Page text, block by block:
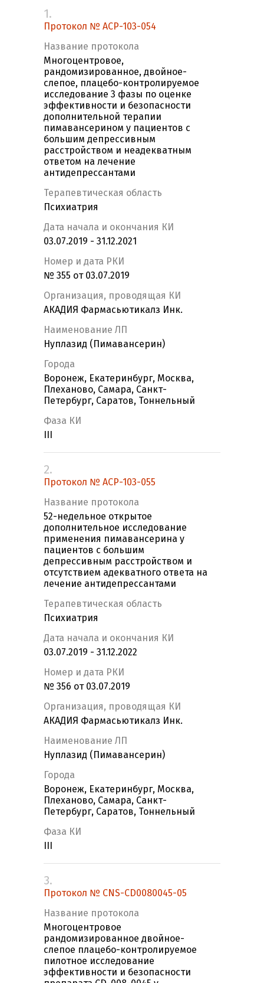
1.
Протокол № ACP-103-054
Название протокола
Многоцентровое,
рандомизированное, двойное-
слепое, плацебо-контролируемое
исследование 3 фазы по оценке
эффективности и безопасности
дополнительной терапии
пимавансерином у пациентов с
большим депрессивным
расстройством и неадекватным
ответом на лечение
антидепрессантами
Терапевтическая область
Психиатрия
Дата начала и окончания КИ
03.07.2019 - 31.12.2021
Номер и дата РКИ
№ 355 от 03.07.2019
Организация, проводящая КИ
АКАДИЯ Фармасьютикалз Инк.
Наименование ЛП
Нуплазид (Пимавансерин)
Города
Воронеж, Екатеринбург, Москва,
Плеханово, Самара, Санкт-
Петербург, Саратов, Тоннельный
Фаза КИ
2.
Протокол № ACP-103-055
Название протокола
52-недельное открытое
дополнительное исследование
применения пимавансерина у
пациентов с большим
депрессивным расстройством и
отсутствием адекватного ответа на
лечение антидепрессантами
Терапевтическая область
Психиатрия
Дата начала и окончания КИ
03.07.2019 - 31.12.2022
Номер и дата РКИ
№ 356 от 03.07.2019
Организация, проводящая КИ
АКАДИЯ Фармасьютикалз Инк.
Наименование ЛП
Нуплазид (Пимавансерин)
Города
Воронеж, Екатеринбург, Москва,
Плеханово, Самара, Санкт-
Петербург, Саратов, Тоннельный
Фаза КИ
3.
Протокол № CNS-CD0080045-05
Название протокола
Многоцентровое
рандомизированное двойное-
слепое плацебо-контролируемое
пилотное исследование
эффективности и безопасности